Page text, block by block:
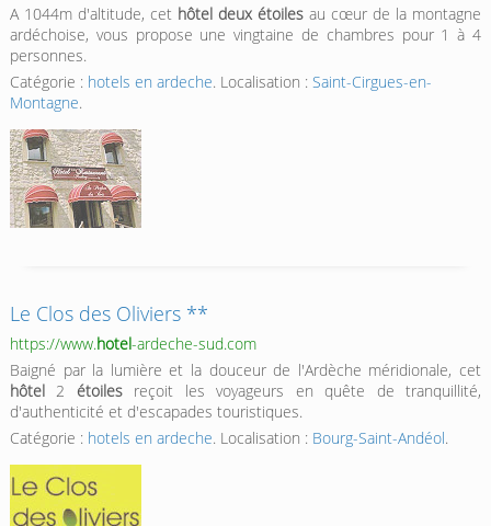
A 1044m d'altitude, cet hôtel deux étoiles au cœur de la montagne
ardéchoise, vous propose une vingtaine de chambres pour 1 à 4
personnes.
Catégorie : hotels en ardeche. Localisation : Saint-Cirgues-en-
Montagne.
Le Clos des Oliviers **
https://www.hotel-ardeche-sud.com
Baigné par la lumière et la douceur de l'Ardèche méridionale, cet
hôtel2 étoilesreçoit les voyageurs en quête de tranquillité,
d'authenticité et d'escapades touristiques.
Catégorie : hotels en ardeche. Localisation : Bourg-Saint-Andéol.